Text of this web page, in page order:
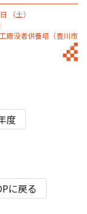
（土）
廠没者供養塔（豊川市
度
に戻る